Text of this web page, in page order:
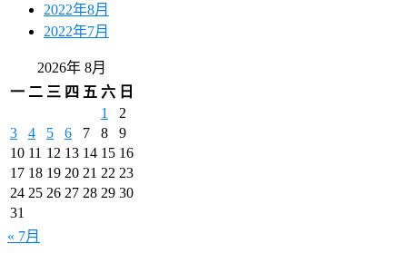
2022年8月
2022年7月
2026年 8月
一 二 三 四 五 六 日
1
2
3
4 5 6 7 8
9
10 11 12 13 14 15 16
17 18 19 20 21 22 23
24 25 26 27 28 29 30
31
« 7月